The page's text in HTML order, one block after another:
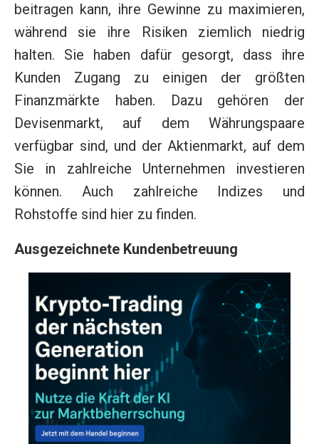
beitragen kann, ihre Gewinne zu maximieren,
während sie ihre Risiken ziemlich niedrig
halten. Sie haben dafür gesorgt, dass ihre
Kunden Zugang zu einigen der größten
Finanzmärkte haben. Dazu gehören der
Devisenmarkt, auf dem Währungspaare
verfügbar sind, und der Aktienmarkt, auf dem
Sie in zahlreiche Unternehmen investieren
können. Auch zahlreiche Indizes und
Rohstoffe sind hier zu finden.
Ausgezeichnete Kundenbetreuung